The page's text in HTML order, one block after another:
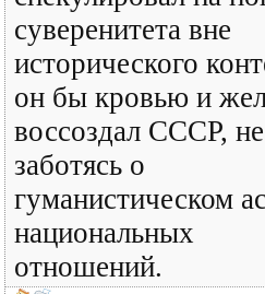
суверенитета вне
исторического
он бы кровью и
воссоздал СССР, не
заботясь о
гуманистическом
национальных
отношений.